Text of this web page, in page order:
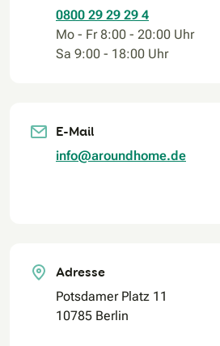
0800 29 29 29 4
Mo - Fr 8:00 - 20:00 Uhr
Sa 9:00 - 18:00 Uhr
E-Mail
info@aroundhome.de
Adresse
Potsdamer Platz 11
10785 Berlin